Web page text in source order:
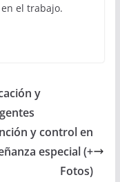
el trabajo.
y
y control en
especial (+
Fotos)